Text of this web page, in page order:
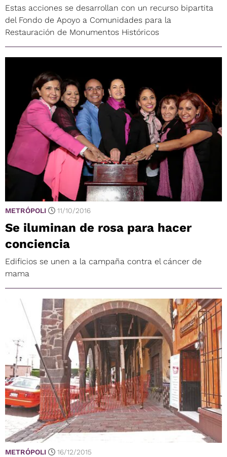
Estas acciones se desarrollan con un recurso bipartita
del Fondo de Apoyo a Comunidades para la
Restauración de Monumentos Históricos
METRÓPOLI 11/10/2016
Se iluminan de rosa para hacer
conciencia
Edificios se unen a la campaña contra el cáncer de
mama
METRÓPOLI 16/12/2015